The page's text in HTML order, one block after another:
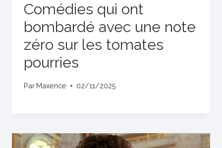
Comédies qui ont
bombardé avec une note
zéro sur les tomates
pourries
Par Maxence 02/11/2025